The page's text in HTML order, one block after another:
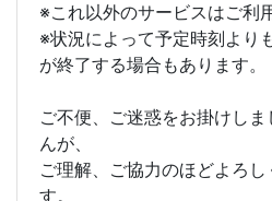
※これ以外のサービスはご利
※状況によって予定時刻より
が終了する場合もあります。
ご不便、ご迷惑をお掛けし
んが、
ご理解、ご協力のほどよろし
す。